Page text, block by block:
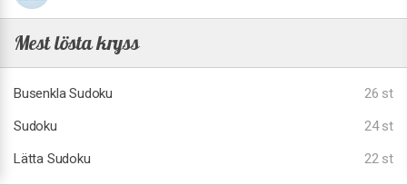
Mest lösta kryss
Busenkla Sudoku
26 st
Sudoku
24 st
Lätta Sudoku
22 st